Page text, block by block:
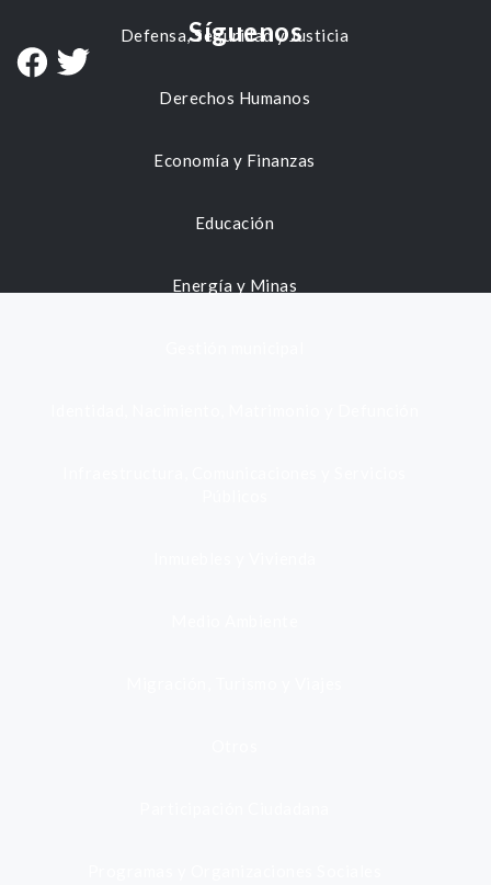
Defensa, Seguridad y Justicia
Derechos Humanos
Economía y Finanzas
Educación
Energía y Minas
Síguenos